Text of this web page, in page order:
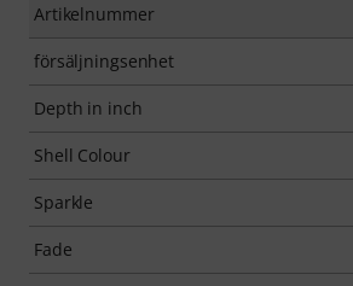
Artikelnummer
försäljningsenhet
Depth in inch
Shell Colour
Sparkle
Fade